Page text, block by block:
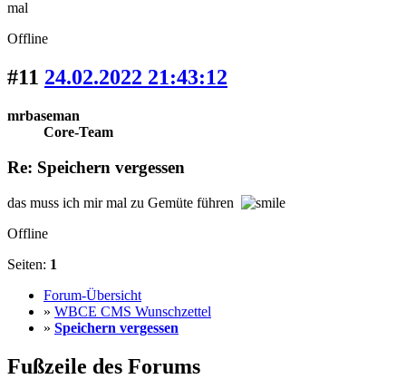
mal
Offline
#11 24.02.2022 21:43:12
mrbaseman
Core-Team
Re: Speichern vergessen
das muss ich mir mal zu Gemüte führen
Offline
Seiten: 1
Forum-Übersicht
» WBCE CMS Wunschzettel
» Speichern vergessen
Fußzeile des Forums